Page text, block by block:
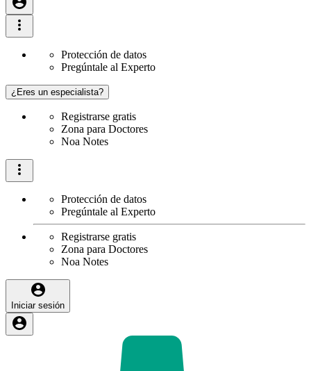
Protección de datos
Pregúntale al Experto
¿Eres un especialista?
Registrarse gratis
Zona para Doctores
Noa Notes
Protección de datos
Pregúntale al Experto
Registrarse gratis
Zona para Doctores
Noa Notes
Iniciar sesión